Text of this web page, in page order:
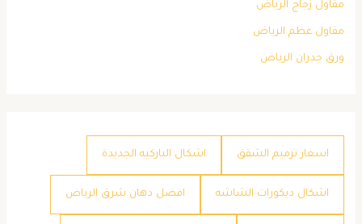
مقاول زجاج الرياض
مقاول عظم الرياض
ورق جدران الرياض
اسعار ترميم الشقق اشكال الباركيه الجديدة
اشكال ديكورات الشاشه افضل دهان شرق الرياض